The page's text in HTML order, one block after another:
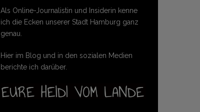
Als Online-Journalistin und Insiderin kenne
ich die Ecken unserer Stadt Hamburg ganz
genau.
Hier im Blog und in den sozialen Medien
berichte ich darüber.